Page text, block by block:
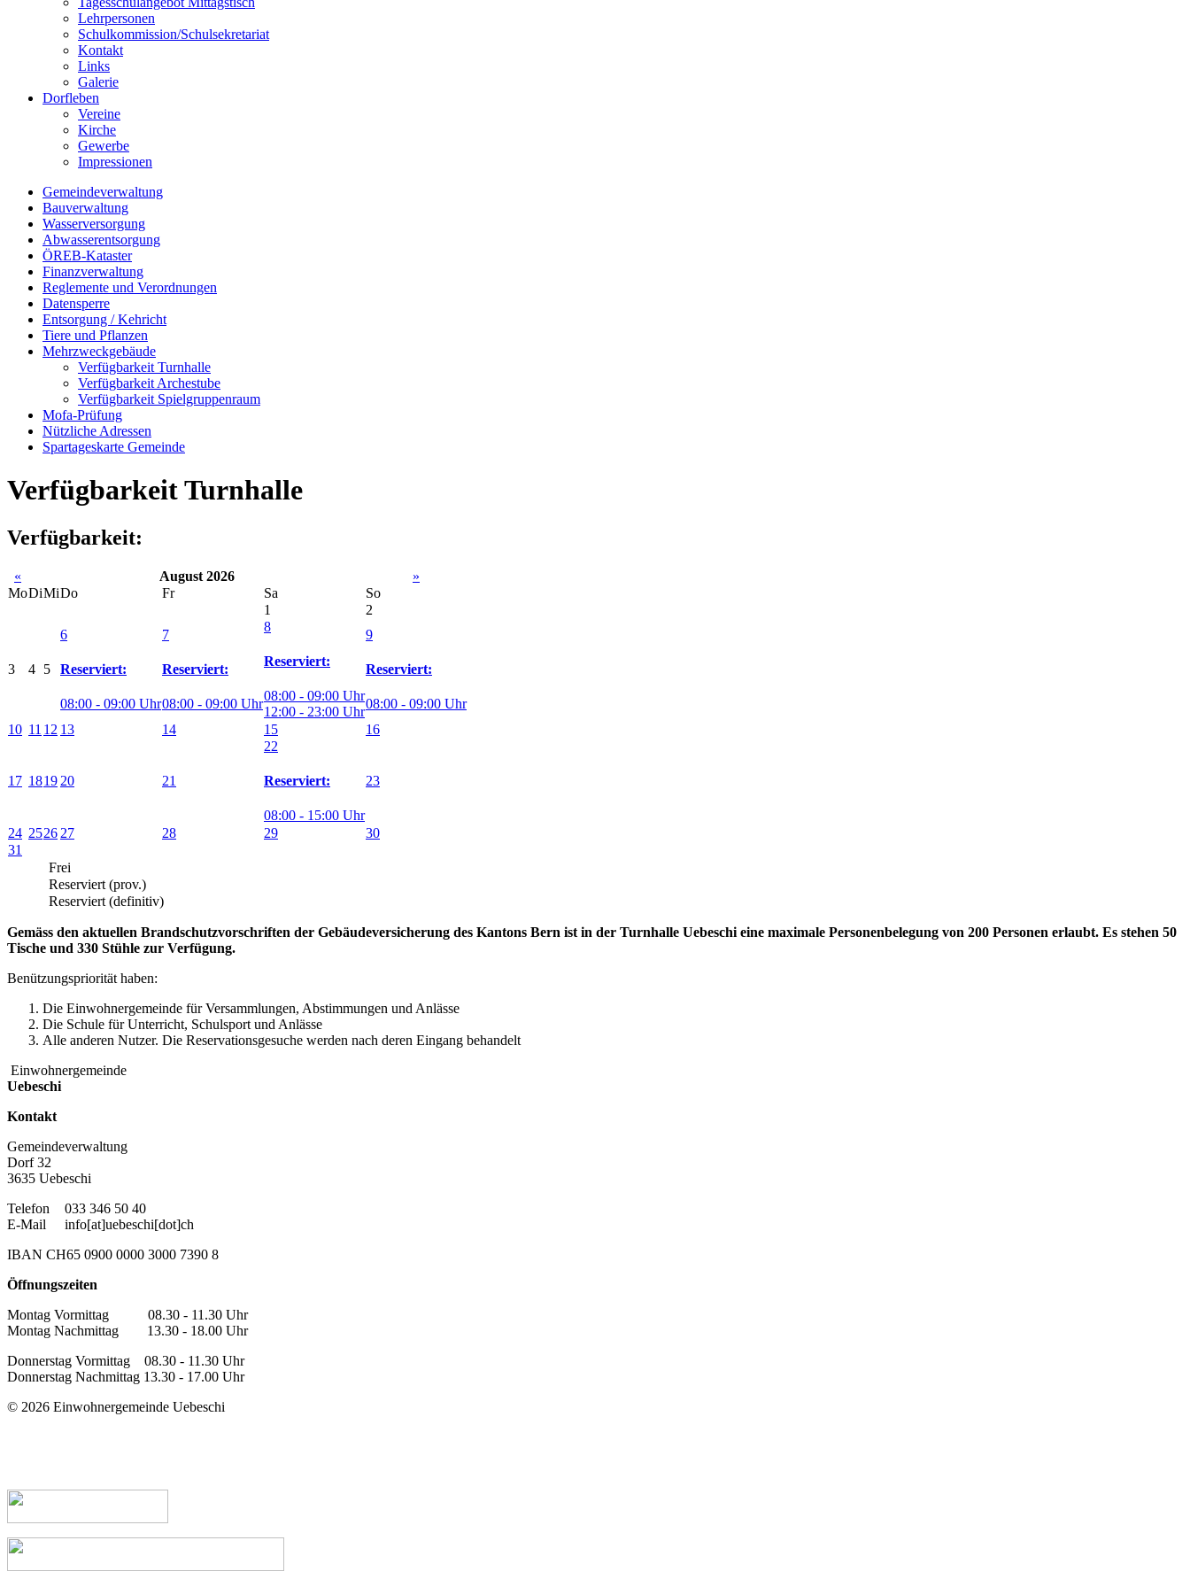
Lehrpersonen
Schulkommission/Schulsekretariat
Kontakt
Links
Galerie
Dorfleben
Vereine
Kirche
Gewerbe
Impressionen
Gemeindeverwaltung
Bauverwaltung
Wasserversorgung
Abwasserentsorgung
ÖREB-Kataster
Finanzverwaltung
Reglemente und Verordnungen
Datensperre
Entsorgung / Kehricht
Tiere und Pflanzen
Mehrzweckgebäude
Verfügbarkeit Turnhalle
Verfügbarkeit Archestube
Verfügbarkeit Spielgruppenraum
Mofa-Prüfung
Nützliche Adressen
Spartageskarte Gemeinde
Verfügbarkeit Turnhalle
Verfügbarkeit:
« August 2026
»
MoDiMiDo Fr Sa
So
1
2
3 4 5
6
Reserviert:
08:00 - 09:00 Uhr
7
Reserviert:
08:00 - 09:00 Uhr
8
Reserviert:
08:00 - 09:00 Uhr
12:00 - 23:00 Uhr
9
Reserviert:
08:00 - 09:00 Uhr
10 11 12 13 14 15 16
17 1819 20 21
22
Reserviert:
08:00 - 15:00 Uhr
23
24 2526 27 28 29
30
31
Frei
Reserviert (prov.)
Reserviert (definitiv)
Gemäss den aktuellen Brandschutzvorschriften der Gebäudeversicherung des Kantons Bern ist in der Turnhalle Uebeschi eine maximale Personenbelegung von 200 Personen erlaubt. Es stehen 50
Tische und 330 Stühle zur Verfügung.
Benützungspriorität haben:
Die Einwohnergemeinde für Versammlungen, Abstimmungen und Anlässe
Die Schule für Unterricht, Schulsport und Anlässe
Alle anderen Nutzer. Die Reservationsgesuche werden nach deren Eingang behandelt
Einwohnergemeinde
Uebeschi
Kontakt
Gemeindeverwaltung
Dorf 32
3635 Uebeschi
Telefon
033 346 50 40
E-Mail
info[at]uebeschi[dot]ch
IBAN CH65 0900 0000 3000 7390 8
Öffnungszeiten
Montag Vormittag 08.30 - 11.30 Uhr
Montag Nachmittag 13.30 - 18.00 Uhr
Donnerstag Vormittag 08.30 - 11.30 Uhr
Donnerstag Nachmittag 13.30 - 17.00 Uhr
© 2026 Einwohnergemeinde Uebeschi